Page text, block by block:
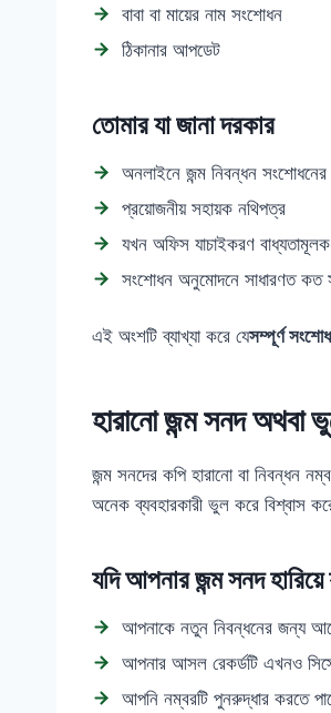
বাবা বা মায়ের নাম সংশোধন
ঠিকানার আপডেট
তোমার যা জানা দরকার
অনলাইনে জন্ম নিবন্ধন
প্রয়োজনীয় সহায়ক নথিপত্র
যখন অফিস যাচাইকরণ বাধ্যতামূলক
সংশোধন অনুমোদনে সাধারণত কত
এই অংশটি ব্যাখ্যা করে যেসম্পূর্ণ
হারানো জন্ম সনদ অথবা
জন্ম সনদের কপি হারানো বা নিবন্ধন
অনেক ব্যবহারকারী ভুল করে বিশ্বাস
যদি আপনার জন্ম সনদ হারিয়ে
আপনাকে নতুন নিবন্ধনের জন্য
আপনার আসল রেকর্ডটি এখনও
আপনি নম্বরটি পুনরুদ্ধার করতে